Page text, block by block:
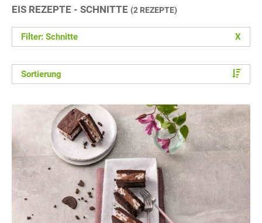
EIS REZEPTE - SCHNITTE (2 REZEPTE)
Filter: Schnitte X
Sortierung